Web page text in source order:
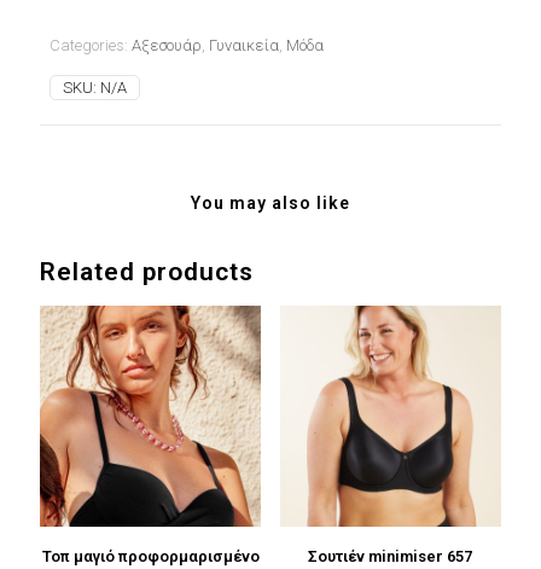
Categories: Αξεσουάρ Γυναικεία Μόδα
SKU: N/A
You may also like
Related products
Τοπ μαγιό προφορμαρισμένο
Σουτιέν minimiser 657